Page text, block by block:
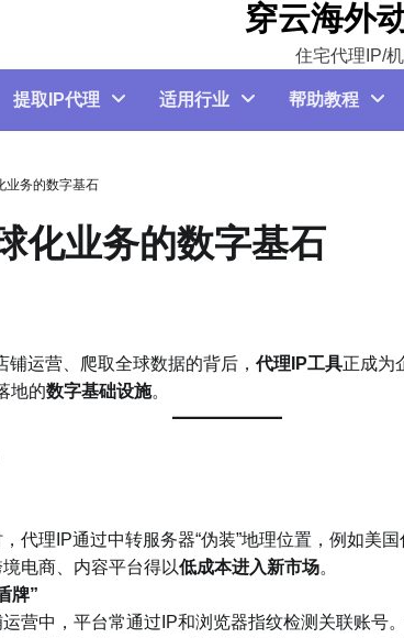
穿云海外
住宅代理IP/
提取IP代理 适用行业 帮助教程
业务的数字基石
化业务的数字基石
运营、爬取全球数据的背后，​ ​代理IP工具​正成为
地的​​数字基础设施​​。
代理IP通过中转服务器“伪装”地理位置，例如美
电商、内容平台得以​​低成本进入新市场​​。
牌”​
营中，平台常通过IP和浏览器指纹检测关联账号